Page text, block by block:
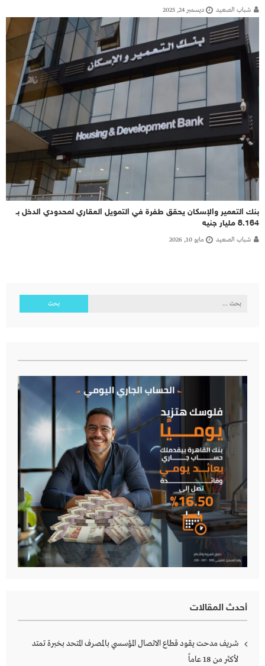
شباب الصعيد ديسمبر 24, 2025
بنك التعمير والإسكان يحقق طفرة في التمويل العقاري لمحدودي الدخل بـ
8.164 مليار جنيه
شباب الصعيد مايو 10, 2026
البحث
أحدث المقالات
شريف مدحت يقود قطاع الاتصال المؤسسي بالمصرف المتحد بخبرة تمتد
لأكثر من 18 عاماً